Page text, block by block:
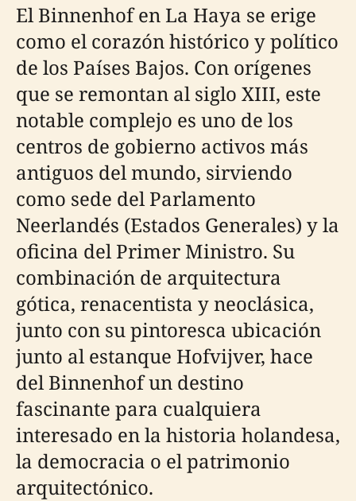
El Binnenhof en La Haya se erige
como el corazón histórico y político
de los Países Bajos. Con orígenes
que se remontan al siglo XIII, este
notable complejo es uno de los
centros de gobierno activos más
antiguos del mundo, sirviendo
como sede del Parlamento
Neerlandés (Estados Generales) y la
oficina del Primer Ministro. Su
combinación de arquitectura
gótica, renacentista y neoclásica,
junto con su pintoresca ubicación
junto al estanque Hofvijver, hace
del Binnenhof un destino
fascinante para cualquiera
interesado en la historia holandesa,
la democracia o el patrimonio
arquitectónico.